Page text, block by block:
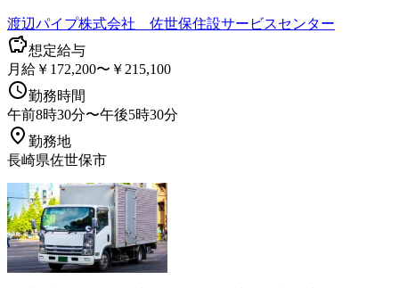
渡辺パイプ株式会社 佐世保住設サービスセンター
想定給与
月給￥172,200〜￥215,100
勤務時間
午前8時30分〜午後5時30分
勤務地
長崎県佐世保市